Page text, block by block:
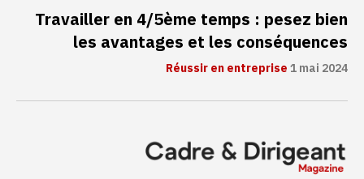
Travailler en 4/5ème temps : pesez bien
les avantages et les conséquences
Réussir en entreprise1 mai 2024